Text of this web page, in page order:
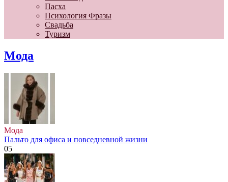
Пасха
Психология Фразы
Свадьба
Туризм
Мода
Мода
Пальто для офиса и повседневной жизни
05